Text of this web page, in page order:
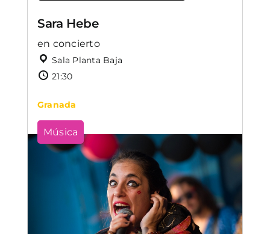
Sara Hebe
en concierto
Sala Planta Baja
21:30
Granada
Música